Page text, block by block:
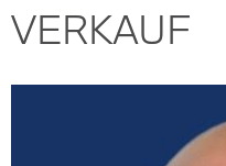
VERKAUF